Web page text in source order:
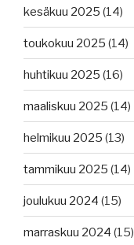
kesäkuu 2025 (14)
toukokuu 2025 (14)
huhtikuu 2025 (16)
maaliskuu 2025 (14)
helmikuu 2025 (13)
tammikuu 2025 (14)
joulukuu 2024 (15)
marraskuu 2024 (15)